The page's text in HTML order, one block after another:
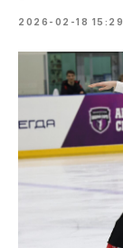
2026-02-18 15:29